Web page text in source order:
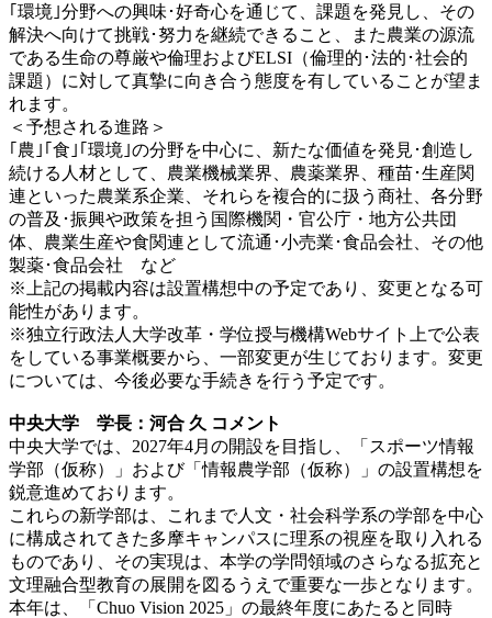
｢環境｣分野への興味･好奇心を通じて、課題を発見し、その
解決へ向けて挑戦･努力を継続できること、また農業の源流
である生命の尊厳や倫理およびELSI（倫理的･法的･社会的
課題）に対して真摯に向き合う態度を有していることが望ま
れます。
＜予想される進路＞
｢農｣｢食｣｢環境｣の分野を中心に、新たな価値を発見･創造し
続ける人材として、農業機械業界、農薬業界、種苗･生産関
連といった農業系企業、それらを複合的に扱う商社、各分野
の普及･振興や政策を担う国際機関・官公庁・地方公共団
体、農業生産や食関連として流通･小売業･食品会社、その他
製薬･食品会社 など
※上記の掲載内容は設置構想中の予定であり、変更となる可
能性があります。
※独立行政法人大学改革・学位授与機構Webサイト上で公表
をしている事業概要から、一部変更が生じております。変更
については、今後必要な手続きを行う予定です。
中央大学 学長：河合 久 コメント
中央大学では、2027年4月の開設を目指し、「スポーツ情報
学部（仮称）」および「情報農学部（仮称）」の設置構想を
鋭意進めております。
これらの新学部は、これまで人文・社会科学系の学部を中心
に構成されてきた多摩キャンパスに理系の視座を取り入れる
ものであり、その実現は、本学の学問領域のさらなる拡充と
文理融合型教育の展開を図るうえで重要な一歩となります。
本年は、「Chuo Vision 2025」の最終年度にあたると同時